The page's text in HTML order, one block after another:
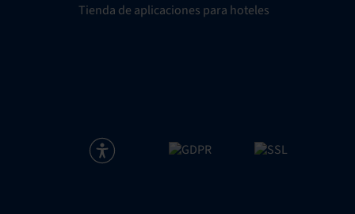
Tienda de aplicaciones para hoteles